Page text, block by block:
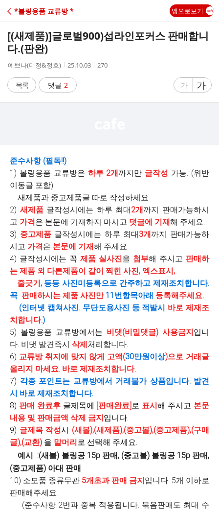
C
A
*볼링용품 교류방 * 앱으로보기
[(새제품)]글로벌900)섭라인포커스 판매합니
다.(판완)
작
자
예쁘나(미정&정호)
작
시
간
25.10.03
조
270
목록 댓글 2
글
가
글
자
가
준수사항 (필독!!)
1) 볼링용품 교류방은 하루 2개까지만 글작성 가능. (위반
이동글 포함)
새제품과 중고제품글 따로 작성하세요.
2) 새제품글작성시에는 하루 최대2개까지 판매가능하시
고 가격은 본문에 기재하지 마시고 댓글에 기재해 주세요.
3) 중고제품글작성시에는 하루 최대3개까지 판매가능하
시고 가격은 본문에 기재해 주세요.
4) 글작성시에는 꼭 제품 실사진을 첨부해 주시고 판매하
는 제품 외 다른제품이 같이 찍힌 사진, 엑스표시,
줄긋기, 등등 사진미등록으로 간주하고 제재조치합니다.
꼭 판매하시는 제품 사진만 11번항목아래 등록해주세요.
(인터넷 캡쳐사진. 무단도용사진 등 적발시 바로 제재조
치합니다.)
5) 볼링용품 교류방에서는 비댓(비밀댓글) 사용금지입니
다. 비댓 발견즉시 삭제처리합니다.
6) 교류방 취지에 맞지 않게 고액(30만원이상)으로 거래글
올리지 마세요. 바로 제재조치합니다.
7) 각종 포인트는 교류방에서 거래불가 상품입니다. 발견
시 바로 제재조치합니다.
8) 판매 완료후글제목에 [판매완료]로 표시해 주시고 본문
내용 및 판매금액 삭제 금지입니다.
9) 글제목 작성시 (새볼),(새제품),(중고볼),(중고제품),(구매
글),(교환) 을 말머리로 선택해 주세요.
예시 :(새볼) 볼링공 15p 판매, (중고볼) 볼링공 15p 판매,
(중고제품) 아대 판매
10) 소모품 종류무관 5개초과 판매 금지입니다. 5개 이하로
판매해주세요.
(준수사항 2번과 중복 적용됩니다. 묶음판매도 최대 수